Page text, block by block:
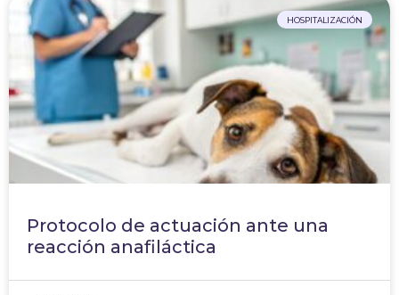
HOSPITALIZACIÓN
Protocolo de actuación ante una
reacción anafiláctica